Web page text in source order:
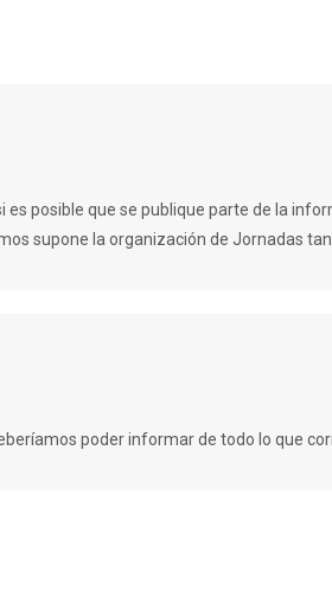
posible que se publique parte de la
supone la organización de Jornadas tan
poder informar de todo lo que